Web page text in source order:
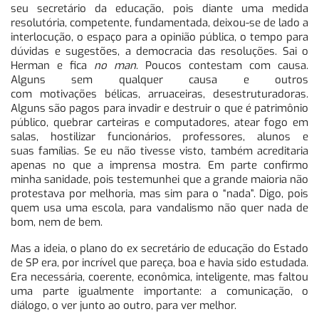
seu secretário da educação, pois diante uma medida
resolutória, competente, fundamentada, deixou-se de lado a
interlocução, o espaço para a opinião pública, o tempo para
dúvidas e sugestões, a democracia das resoluções. Sai o
Herman e fica no man. Poucos contestam com causa.
Alguns sem qualquer causa e outros
com motivações bélicas, arruaceiras, desestruturadoras.
Alguns são pagos para invadir e destruir o que é patrimônio
público, quebrar carteiras e computadores, atear fogo em
salas, hostilizar funcionários, professores, alunos e
suas famílias. Se eu não tivesse visto, também acreditaria
apenas no que a imprensa mostra. Em parte confirmo
minha sanidade, pois testemunhei que a grande maioria não
protestava por melhoria, mas sim para o “nada”. Digo, pois
quem usa uma escola, para vandalismo não quer nada de
bom, nem de bem.
Mas a ideia, o plano do ex secretário de educação do Estado
de SP era, por incrível que pareça, boa e havia sido estudada.
Era necessária, coerente, econômica, inteligente, mas faltou
uma parte igualmente importante: a comunicação, o
diálogo, o ver junto ao outro, para ver melhor.